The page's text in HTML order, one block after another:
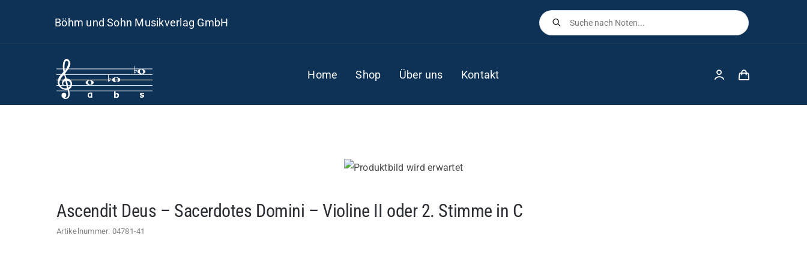
Böhm und Sohn Musikverlag GmbH
Products
search
Home Shop Über uns Kontakt
Ascendit Deus – Sacerdotes Domini – Violine II oder 2. Stimme in C
Artikelnummer: 04781-41